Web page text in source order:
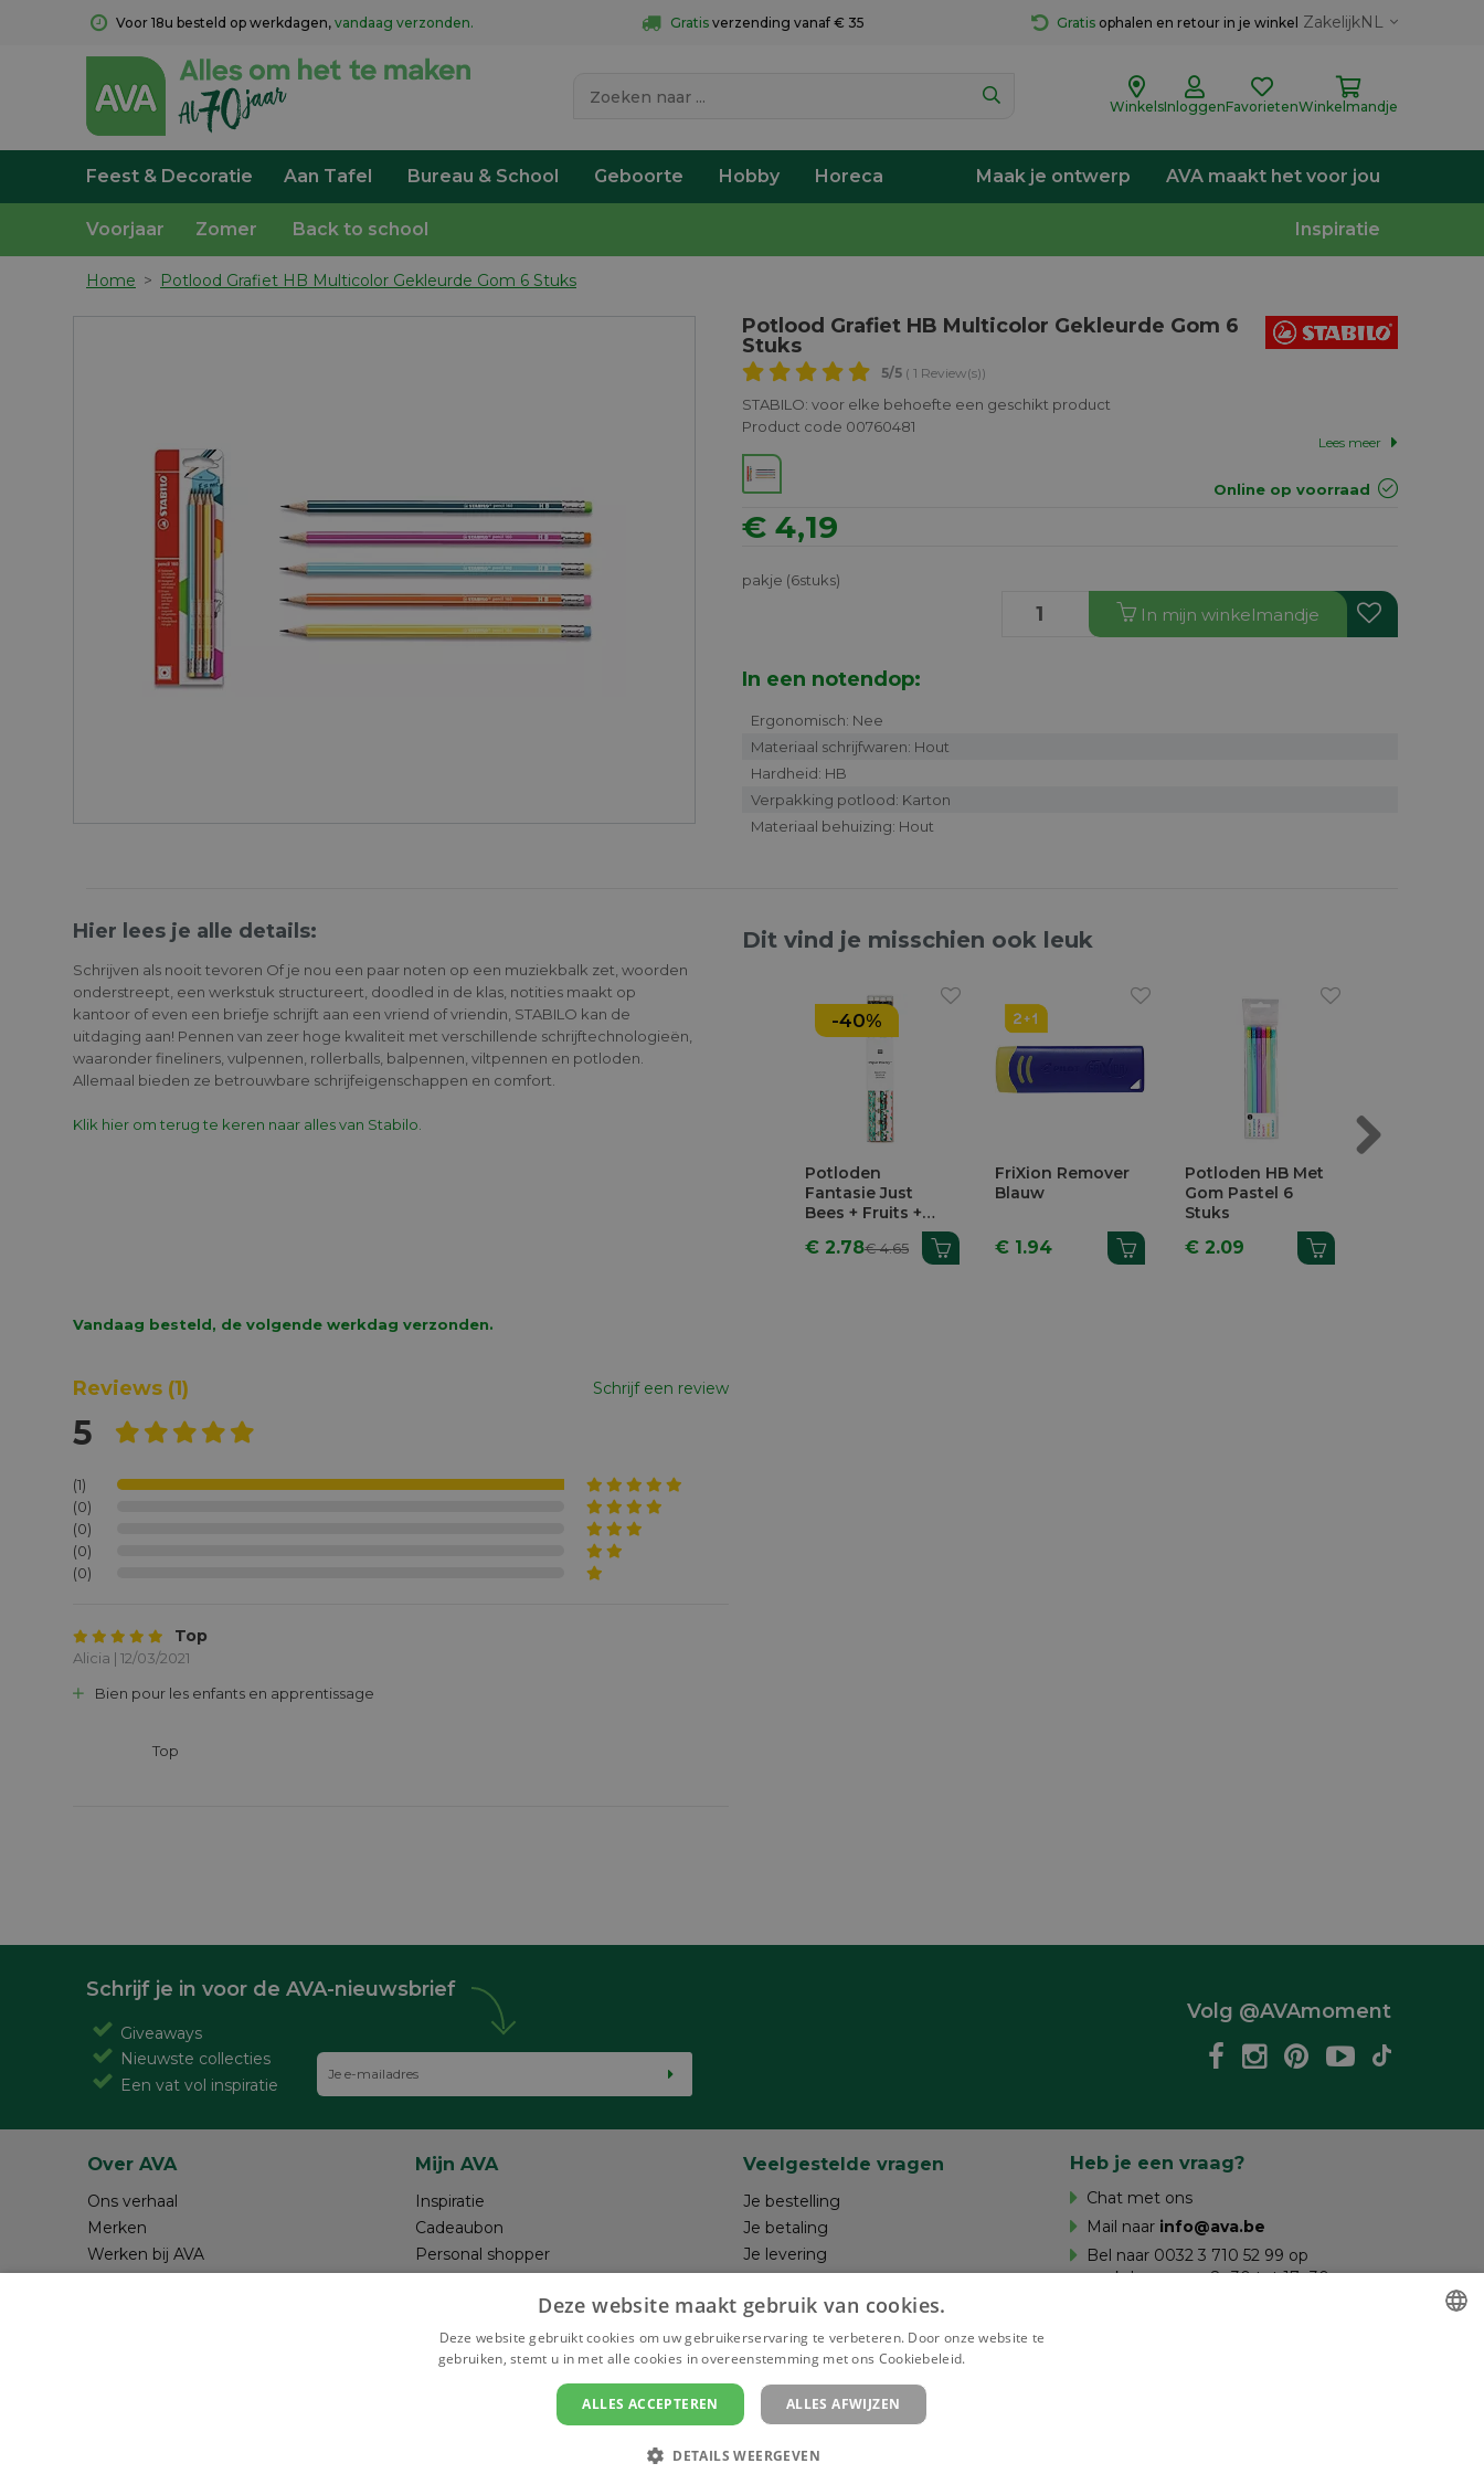
Voor 18u besteld op werkdagen, vandaag verzonden. Gratis verzending vanaf € 35 Gratis ophalen en retour in je winkel ZakelijkNL
WinkelsInloggenFavorietenWinkelmandje
Feest & Decoratie Aan Tafel Bureau & School Geboorte Hobby Horeca Maak je ontwerp AVA maakt het voor jou
Voorjaar Zomer Back to school Inspiratie
Home > Potlood Grafiet HB Multicolor Gekleurde Gom 6 Stuks
Potlood Grafiet HB Multicolor Gekleurde Gom 6
Stuks
5/5 ( 1 Review(s))
STABILO: voor elke behoefte een geschikt product
Product code 00760481
Lees meer
Online op voorraad
€ 4,19
pakje (6stuks)
In mijn winkelmandje
In een notendop:
Ergonomisch: Nee
Materiaal schrijfwaren: Hout
Hardheid: HB
Verpakking potlood: Karton
Materiaal behuizing: Hout
Hier lees je alle details:
Schrijven als nooit tevoren Of je nou een paar noten op een muziekbalk zet, woorden
onderstreept, een werkstuk structureert, doodled in de klas, notities maakt op
kantoor of even een briefje schrijft aan een vriend of vriendin, STABILO kan de
uitdaging aan! Pennen van zeer hoge kwaliteit met verschillende schrijftechnologieën,
waaronder fineliners, vulpennen, rollerballs, balpennen, viltpennen en potloden.
Allemaal bieden ze betrouwbare schrijfeigenschappen en comfort.
Klik hier om terug te keren naar alles van Stabilo.
Dit vind je misschien ook leuk
-40%
Potloden
Fantasie Just
Bees + Fruits +
Flowers 4 Stuks
€ 2.78€ 4.65
FriXion Remover
Blauw
€ 1.94
Potloden HB Met
Gom Pastel 6
Stuks
€ 2.09
Vandaag besteld, de volgende werkdag verzonden.
Reviews (1) Schrijf een review
5
(1)
(0)
(0)
(0)
(0)
Top
Alicia | 12/03/2021
Bien pour les enfants en apprentissage
Schrijf je in voor de AVA-nieuwsbrief
Giveaways
Nieuwste collecties
Een vat vol inspiratie
Volg @AVAmoment
Over AVA
Ons verhaal
Merken
Werken bij AVA
Mijn AVA
Inspiratie
Cadeaubon
Personal shopper
Review schrijven
Veelgestelde vragen
Je bestelling
Je betaling
Je levering
Maak je ontwerp
Terugroepacties
Heb je een vraag?
Chat met ons
Mail naar info@ava.be
Bel naar 0032 3 710 52 99 op
werkdagen van 8u30 tot 17u30 en op
Deze website maakt gebruik van cookies.
Deze website gebruikt cookies om uw gebruikerservaring te verbeteren. Door onze website te
gebruiken, stemt u in met alle cookies in overeenstemming met ons Cookiebeleid.
ALLES ACCEPTEREN ALLES AFWIJZEN
DETAILS WEERGEVEN